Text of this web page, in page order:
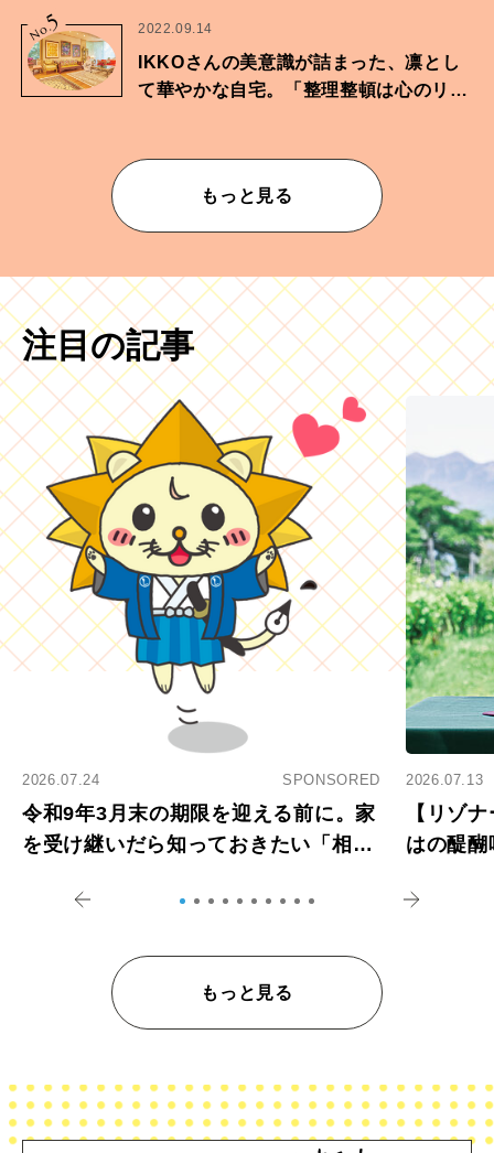
No.
5 2022.09.14
IKKOさんの美意識が詰まった、凛とし
て華やかな自宅。「整理整頓は心のリズ
もっと見る
注目の記事
2026.07.24 SPONSORED
令和9年3月末の期限を迎える前に。家
を受け継いだら知っておきたい「相続
2026.07.13
【リゾ
はの醍
もっと見る